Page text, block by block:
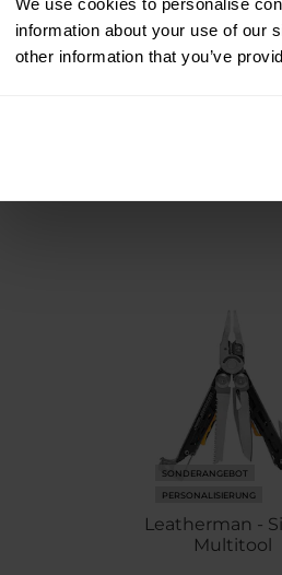
We use cookies to personalise
information about your use of our
other information that you’ve
Leatherman -
Multitool
SONDERANGEBOT
PERSONALISIERUNG
Leatherman -
Multitool